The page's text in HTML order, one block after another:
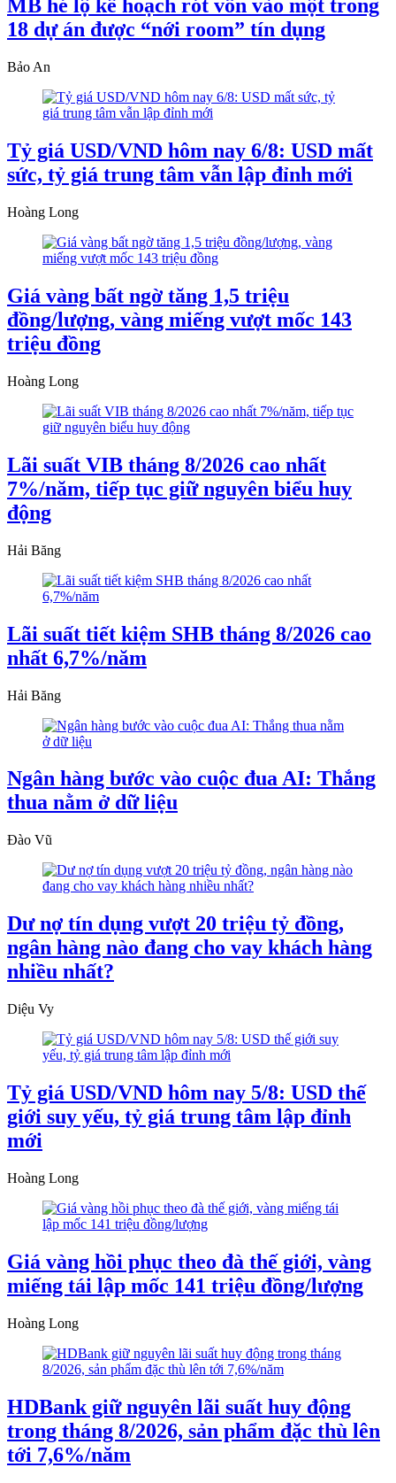
MB hé lộ kế hoạch rót vốn vào một trong
18 dự án được “nới room” tín dụng
Bảo An
Tỷ giá USD/VND hôm nay 6/8: USD mất
sức, tỷ giá trung tâm vẫn lập đỉnh mới
Hoàng Long
Giá vàng bất ngờ tăng 1,5 triệu
đồng/lượng, vàng miếng vượt mốc 143
triệu đồng
Hoàng Long
Lãi suất VIB tháng 8/2026 cao nhất
7%/năm, tiếp tục giữ nguyên biểu huy
động
Hải Băng
Lãi suất tiết kiệm SHB tháng 8/2026 cao
nhất 6,7%/năm
Hải Băng
Ngân hàng bước vào cuộc đua AI: Thắng
thua nằm ở dữ liệu
Đào Vũ
Dư nợ tín dụng vượt 20 triệu tỷ đồng,
ngân hàng nào đang cho vay khách hàng
nhiều nhất?
Diệu Vy
Tỷ giá USD/VND hôm nay 5/8: USD thế
giới suy yếu, tỷ giá trung tâm lập đỉnh
mới
Hoàng Long
Giá vàng hồi phục theo đà thế giới, vàng
miếng tái lập mốc 141 triệu đồng/lượng
Hoàng Long
HDBank giữ nguyên lãi suất huy động
trong tháng 8/2026, sản phẩm đặc thù lên
tới 7,6%/năm